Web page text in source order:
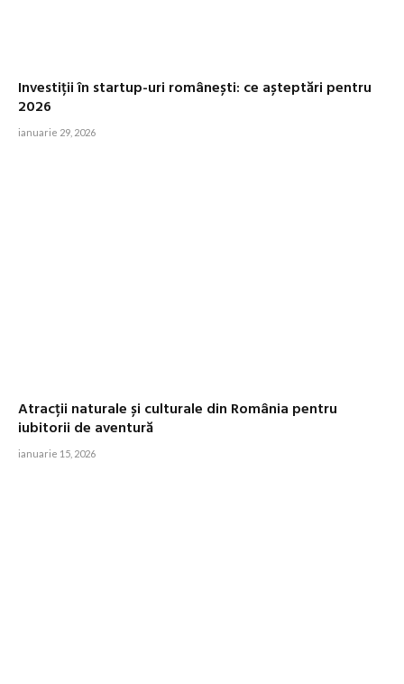
Investiții în startup-uri românești: ce așteptări pentru
2026
ianuarie 29, 2026
Atracții naturale și culturale din România pentru
iubitorii de aventură
ianuarie 15, 2026